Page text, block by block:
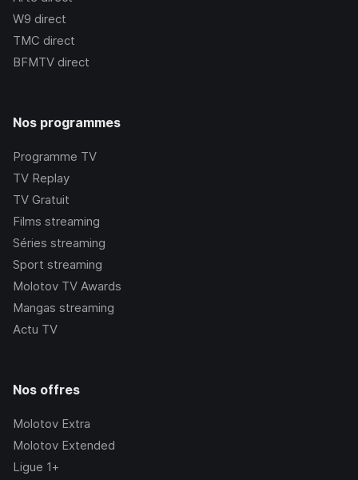
W9 direct
TMC direct
BFMTV direct
Nos programmes
Programme TV
TV Replay
TV Gratuit
Films streaming
Séries streaming
Sport streaming
Molotov TV Awards
Mangas streaming
Actu TV
Nos offres
Molotov Extra
Molotov Extended
Ligue 1+